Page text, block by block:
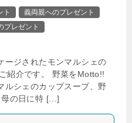
ト
義両親へのプレゼント
プレゼント
ージされたモンマルシェの
紹介です。 野菜をMotto!!
ルシェのカップスープ、野
母の日に特 […]